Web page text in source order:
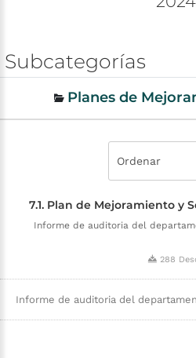
Subcategorías
Planes de
7.1. Plan de Mejoramiento y
Informe de auditoria del
288
Informe de auditoria del